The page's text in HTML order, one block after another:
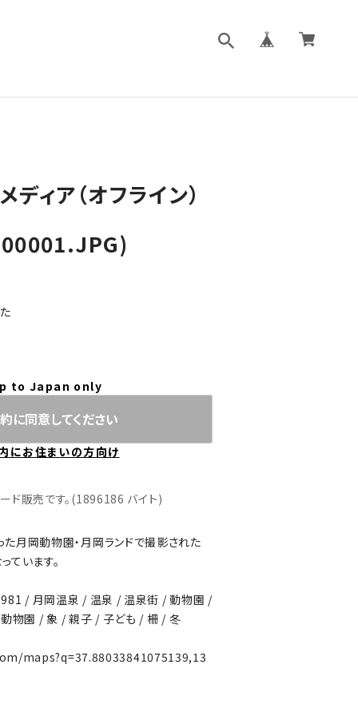
ィア（オフライン）
to Japan only
に同意してください
にお住まいの方向け
ド販売です。(1896186 バイト)
月岡動物園・月岡ランドで撮影された
ています。
/ 月岡温泉 / 温泉 / 温泉街 / 動物園 /
物園 / 象 / 親子 / 子ども / 柵 / 冬
maps?q=37.88033841075139,13